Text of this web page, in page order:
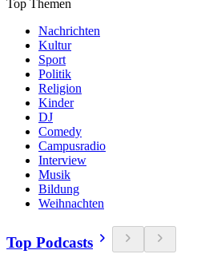
Top Themen
Nachrichten
Kultur
Sport
Politik
Religion
Kinder
DJ
Comedy
Campusradio
Interview
Musik
Bildung
Weihnachten
Top Podcasts